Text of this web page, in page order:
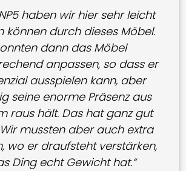
haben wir hier sehr leicht
können durch dieses Möbel.
dann das Möbel
anpassen, so dass er
ausspielen kann, aber
seine enorme Präsenz aus
raus hält. Das hat ganz gut
mussten aber auch extra
wo er draufsteht verstärken,
Ding echt Gewicht hat.“